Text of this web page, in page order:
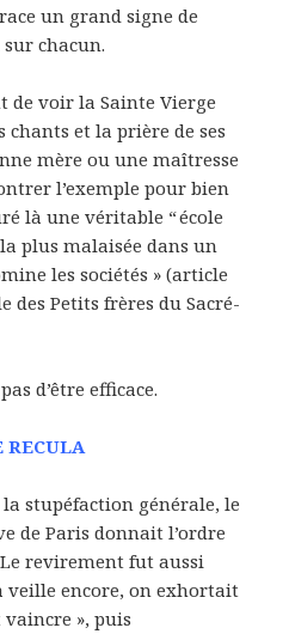
un grand signe de
chacun.
voir la Sainte Vierge
et la prière de ses
mère ou une maîtresse
l’exemple pour bien
là une véritable “ école
plus malaisée dans un
les sociétés » (article
des Petits frères du Sacré-
d’être efficace.
RECULA
la stupéfaction générale, le
de Paris donnait l’ordre
revirement fut aussi
veille encore, on exhortait
», puis